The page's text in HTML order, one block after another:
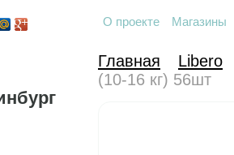
О проекте Магазины
Главная
Libero
(10-16 кг) 56шт